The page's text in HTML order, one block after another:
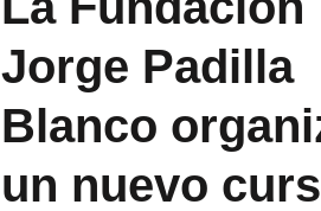
Jorge Padilla
Blanco
un nuevo